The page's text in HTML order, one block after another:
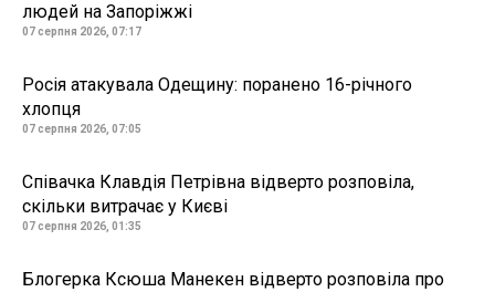
людей на Запоріжжі
07 серпня 2026, 07:17
Росія атакувала Одещину: поранено 16-річного
хлопця
07 серпня 2026, 07:05
Співачка Клавдія Петрівна відверто розповіла,
скільки витрачає у Києві
07 серпня 2026, 01:35
Блогерка Ксюша Манекен відверто розповіла про